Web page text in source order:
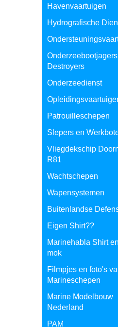
Havenvaartuigen
Hydrografische
Destroyers
Onderzeedienst
Patrouilleschepen
Slepers en
Vliegdekschip
R81
Wachtschepen
Wapensystemen
Buitenlandse
Eigen Shirt??
Marinehabla Shirt en
mok
Filmpjes en foto's
Marineschepen
Marine Modelbouw
Nederland
PAM